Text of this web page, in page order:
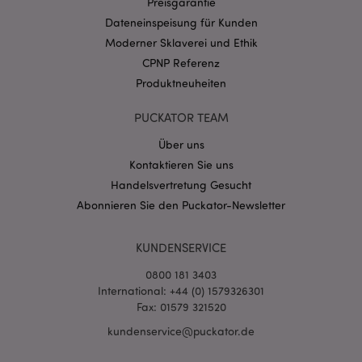
Dateneinspeisung für Kunden
Moderner Sklaverei und Ethik
CPNP Referenz
Produktneuheiten
PUCKATOR TEAM
Über uns
Kontaktieren Sie uns
Handelsvertretung Gesucht
Abonnieren Sie den Puckator-Newsletter
KUNDENSERVICE
0800 181 3403
International: +44 (0) 1579326301
Fax: 01579 321520
kundenservice@puckator.de
CookieScriptConsent
CookieScript
.puckator.de
mage-cache-storage-section-